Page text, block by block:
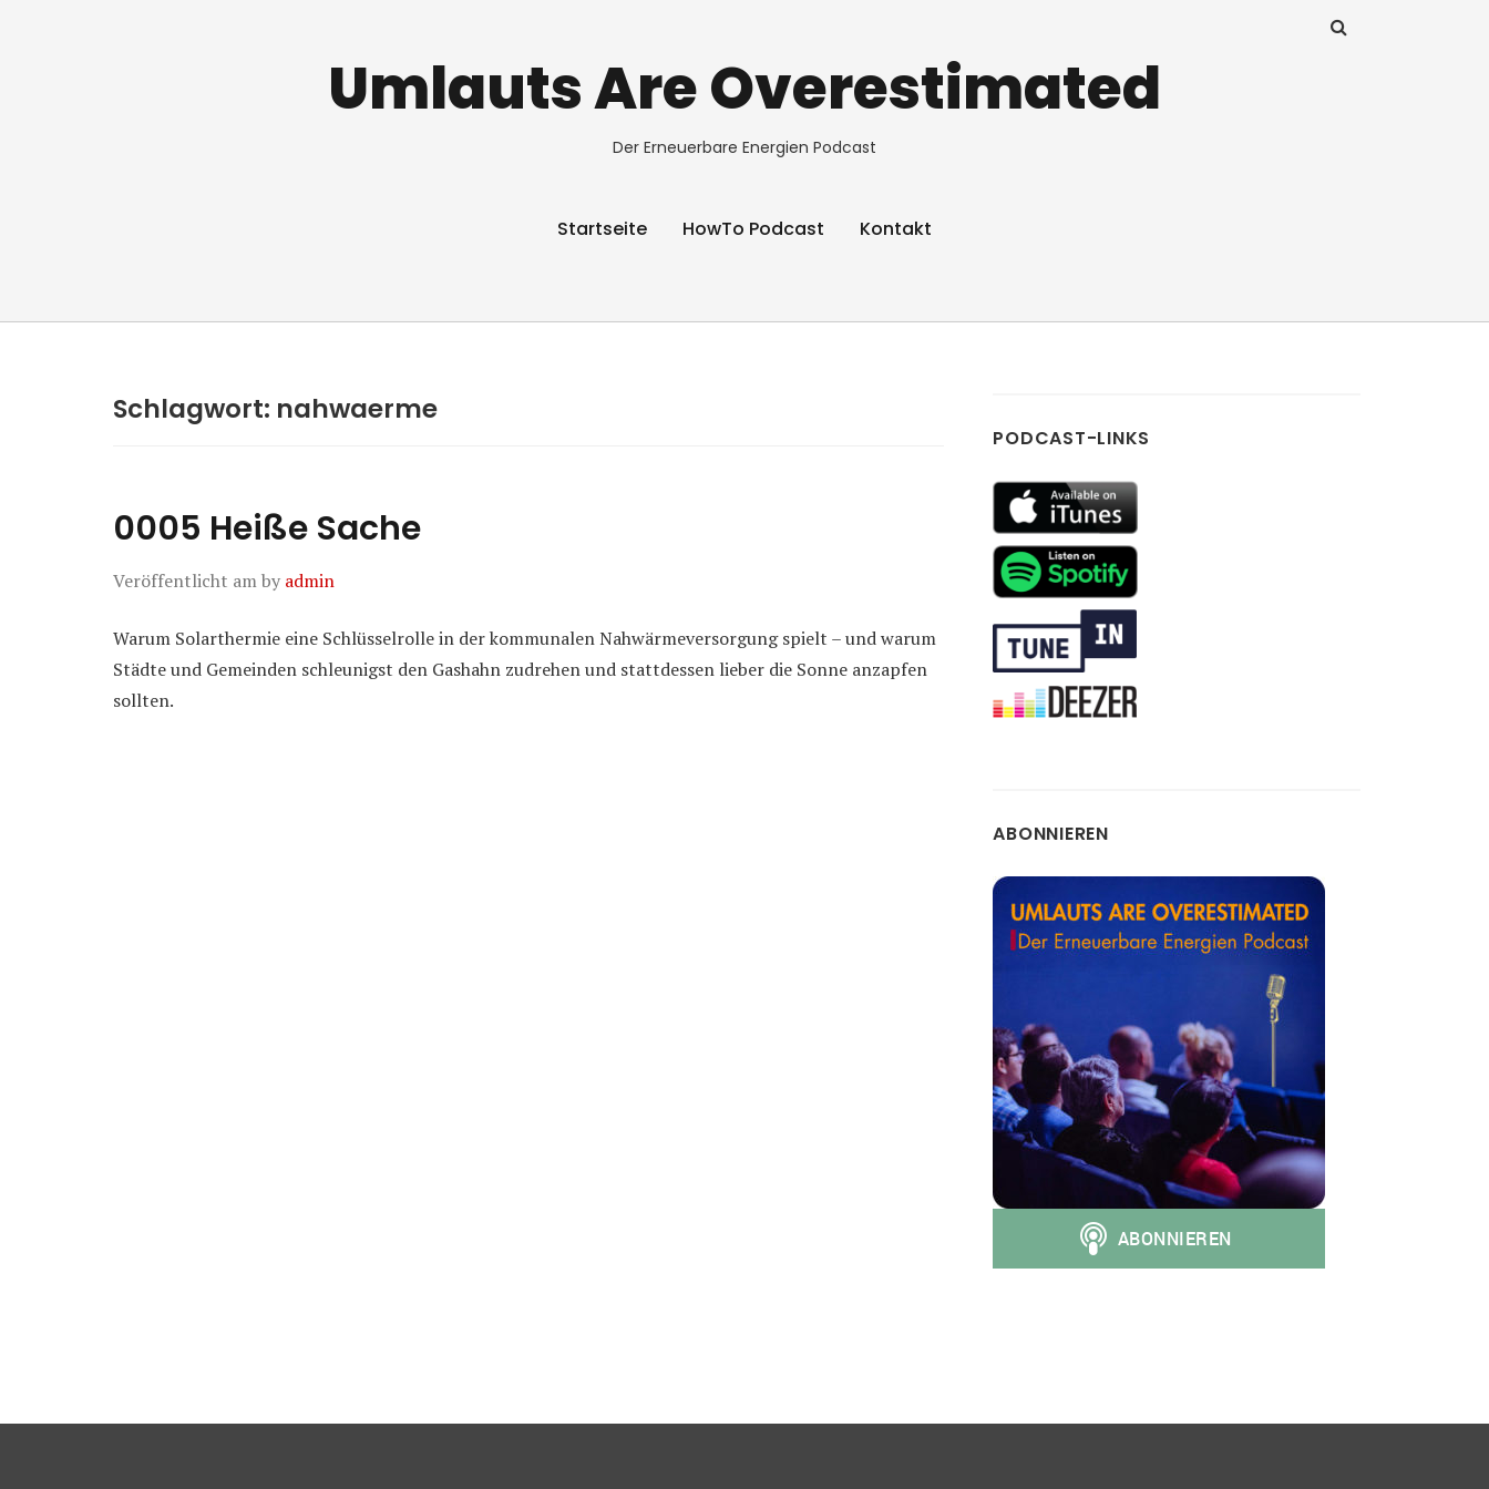
Umlauts Are Overestimated
Der Erneuerbare Energien Podcast
Startseite HowTo Podcast Kontakt
Schlagwort: nahwaerme
0005 Heiße Sache
Veröffentlicht amby admin
Warum Solarthermie eine Schlüsselrolle in der kommunalen Nahwärmeversorgung spielt – und warum
Städte und Gemeinden schleunigst den Gashahn zudrehen und stattdessen lieber die Sonne anzapfen
sollten.
PODCAST-LINKS
ABONNIEREN